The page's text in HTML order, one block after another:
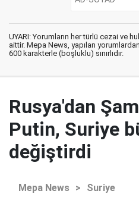
UYARI: Yorumların her türlü cezai ve
aittir. Mepa News, yapılan
600 karakterle (boşluklu) sınırlıdır.
Rusya'dan
Putin, Suriye
değiştirdi
Mepa News > Suriye